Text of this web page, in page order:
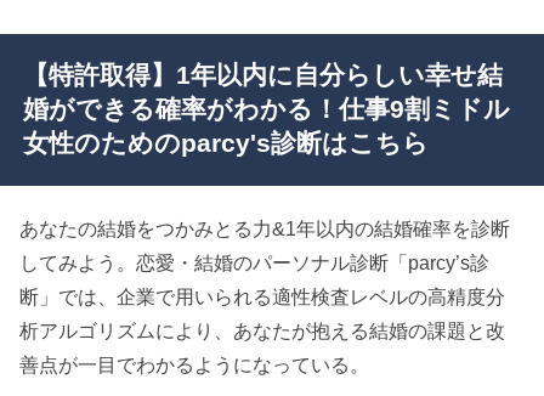
【特許取得】1年以内に自分らしい幸せ結
婚ができる確率がわかる！仕事9割ミドル
女性のためのparcy's診断はこちら
あなたの結婚をつかみとる力&1年以内の結婚確率を診断
してみよう。恋愛・結婚のパーソナル診断「parcy’s診
断」では、企業で用いられる適性検査レベルの高精度分
析アルゴリズムにより、あなたが抱える結婚の課題と改
善点が一目でわかるようになっている。